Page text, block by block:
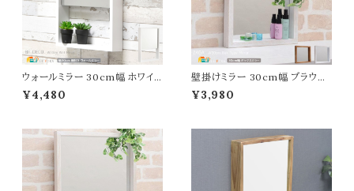
ウォールミラー 30cm幅 ホワイト
壁掛けミラー 壁掛け鏡 完成品
収納棚付き 棚付き壁掛けミラー
すめ おしゃれ 北欧 モダン スタ
イリッシュ 棚付き鏡 ミラー 鏡 壁
面取り付けミラー 壁面掛けミラ
ー 壁面付けミラー
¥4,480
壁掛けミラー 30cm幅 ブラウン
ホワイト 茶色 白 鏡 ウォールミラ
ー ボックス型ミラー 正方形 壁掛
ン スタイリッシュ ウッドフレーム
木製フレーム 飛散防止加工ミラ
ー アンティーク調 飾り棚 ボック
¥3,980